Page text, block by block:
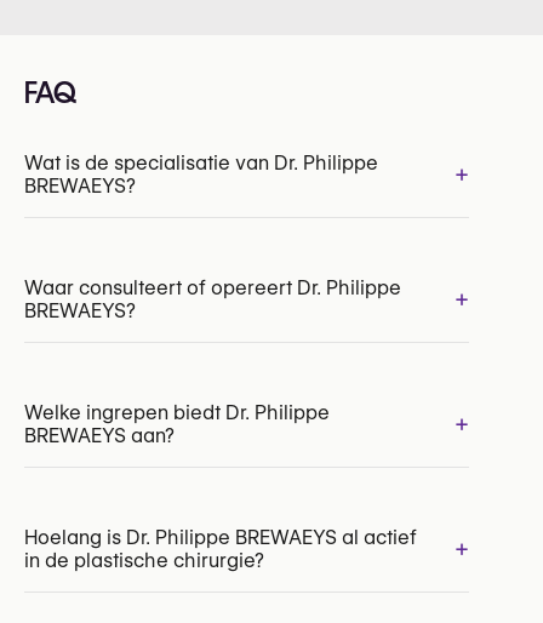
FAQ
Wat is de specialisatie van Dr. Philippe
BREWAEYS?
+
INAMI/RIZIV:
Waar consulteert of opereert Dr. Philippe
BREWAEYS?
+
Welke ingrepen biedt Dr. Philippe
BREWAEYS aan?
+
Borstlift (mastopexie)
Borstvergroting met borstimplantaten
Hoelang is Dr. Philippe BREWAEYS al actief
in de plastische chirurgie?
+